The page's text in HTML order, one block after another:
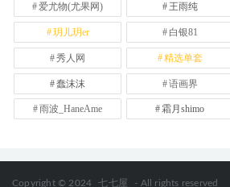
爱尤物(尤果网) 王雨纯
玥儿玥er 白银81
秀人网 精选单套
蠢沫沫 语画界
雨波_HaneAme 霜月shimo
Copyright © 2024 七七屋 - All rights reserved